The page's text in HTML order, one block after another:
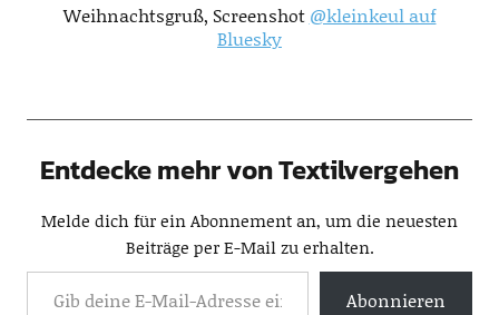
Weihnachtsgruß, Screenshot @kleinkeul auf
Bluesky
Entdecke mehr von Textilvergehen
Melde dich für ein Abonnement an, um die neuesten
Beiträge per E-Mail zu erhalten.
Abonnieren